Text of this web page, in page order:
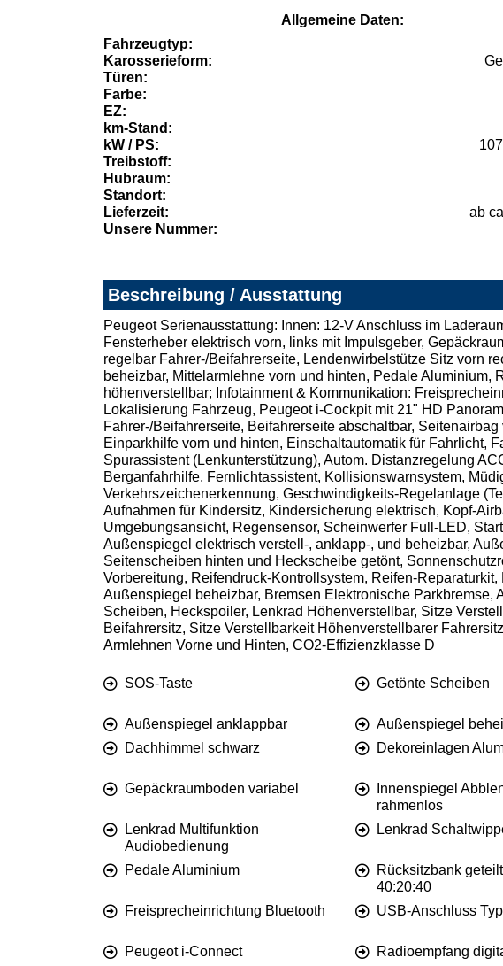
Allgemeine Daten:
Fahrzeugtyp:
Karosserieform:
Türen:
Farbe:
EZ:
km-Stand:
kW / PS:
Treibstoff:
Hubraum:
Standort:
Lieferzeit:
ab
Unsere Nummer:
Beschreibung / Ausstattung
Peugeot Serienausstattung: Innen: 12-V Anschluss im
Fensterheber elektrisch vorn, links mit Impulsgeber,
regelbar Fahrer-/Beifahrerseite, Lendenwirbelstütze Sitz vorn
beheizbar, Mittelarmlehne vorn und hinten, Pedale
höhenverstellbar; Infotainment & Kommunikation:
Lokalisierung Fahrzeug, Peugeot i-Cockpit mit 21" HD
Fahrer-/Beifahrerseite, Beifahrerseite abschaltbar,
Einparkhilfe vorn und hinten, Einschaltautomatik für Fahrlicht,
Spurassistent (Lenkunterstützung), Autom. Distanzregelung
Berganfahrhilfe, Fernlichtassistent, Kollisionswarnsystem,
Verkehrszeichenerkennung, Geschwindigkeits-Regelanlage
Aufnahmen für Kindersitz, Kindersicherung elektrisch, Kopf-
Umgebungsansicht, Regensensor, Scheinwerfer Full-LED,
Außenspiegel elektrisch verstell-, anklapp-, und beheizbar,
Seitenscheiben hinten und Heckscheibe getönt,
Vorbereitung, Reifendruck-Kontrollsystem, Reifen-
Außenspiegel beheizbar, Bremsen Elektronische Parkbremse,
Scheiben, Heckspoiler, Lenkrad Höhenverstellbar, Sitze
Beifahrersitz, Sitze Verstellbarkeit Höhenverstellbarer
Armlehnen Vorne und Hinten, CO2-Effizienzklasse D
SOS-Taste Getönte Scheiben
Außenspiegel anklappbar
Außenspiegel
Dachhimmel schwarz
Dekoreinlagen
Gepäckraumboden variabel
Innenspiegel
rahmenlos
Lenkrad Multifunktion
Audiobedienung
Lenkrad
Pedale Aluminium
Rücksitzbank
40:20:40
Freisprecheinrichtung Bluetooth USB-Anschluss
Peugeot i-Connect
Radioempfang